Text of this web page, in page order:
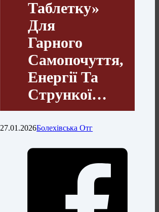
Таблетку»
Для
Гарного
Самопочуття,
Енергії Та
Стрункої…
27.01.2026Болехівська Отг